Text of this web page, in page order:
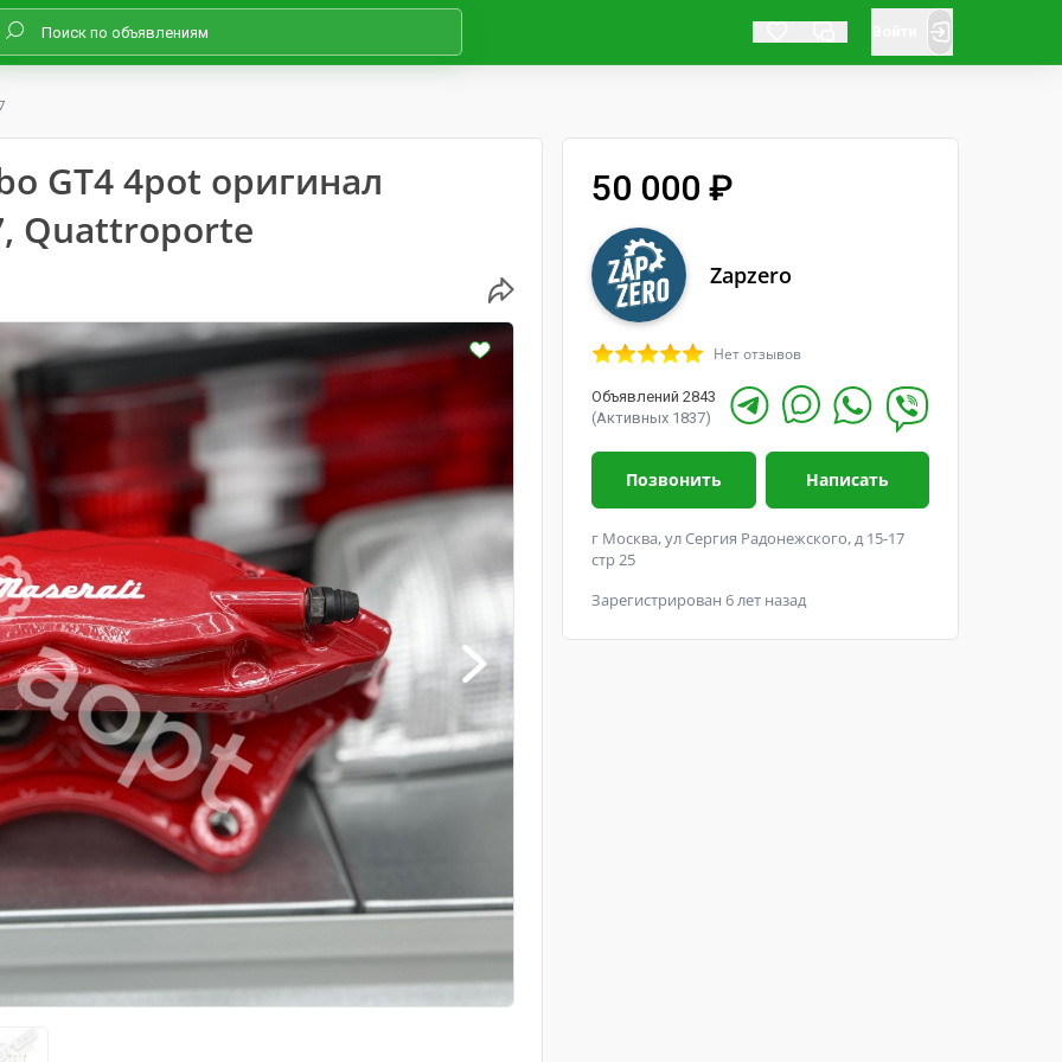
GT4 4pot оригинал
Quattroporte
50 000 ₽
Zapzero
Нет отзывов
Объявлений 2843
(Активных 1837)
Позвонить Написать
г Москва, ул Сергия Радонежского, д 15-17
стр 25
Зарегистрирован 6 лет назад